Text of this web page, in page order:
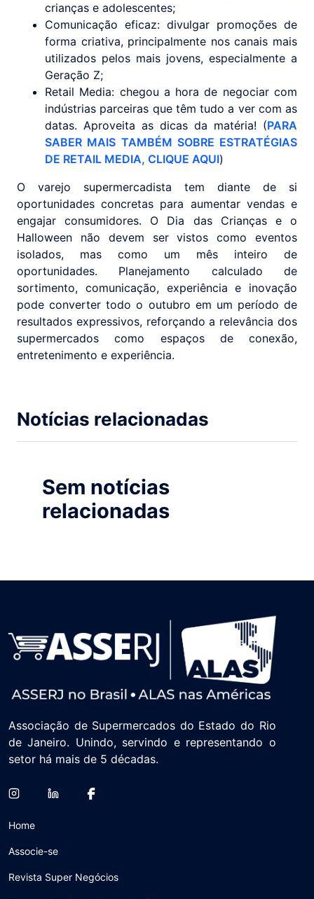
crianças e adolescentes;
Comunicação eficaz: divulgar promoções de
forma criativa, principalmente nos canais mais
utilizados pelos mais jovens, especialmente a
Geração Z;
Retail Media: chegou a hora de negociar com
indústrias parceiras que têm tudo a ver com as
datas. Aproveita as dicas da matéria! (PARA
SABER MAIS TAMBÉM SOBRE ESTRATÉGIAS
DE RETAIL MEDIA, CLIQUE AQUI)
O varejo supermercadista tem diante de si
oportunidades concretas para aumentar vendas e
engajar consumidores. O Dia das Crianças e o
Halloween não devem ser vistos como eventos
isolados, mas como um mês inteiro de
oportunidades. Planejamento calculado de
sortimento, comunicação, experiência e inovação
pode converter todo o outubro em um período de
resultados expressivos, reforçando a relevância dos
supermercados como espaços de conexão,
entretenimento e experiência.
Notícias relacionadas
Sem notícias
relacionadas
Associação de Supermercados do Estado do Rio
de Janeiro. Unindo, servindo e representando o
setor há mais de 5 décadas.
Home
Associe-se
Revista Super Negócios